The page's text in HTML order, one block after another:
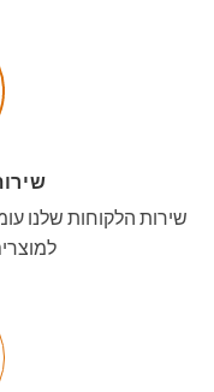
שירות הלקוחות שלנו